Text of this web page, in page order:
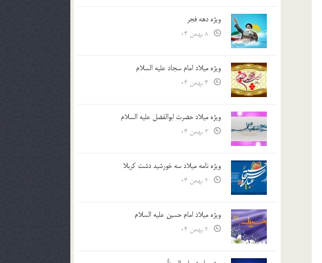
ویژه دهه فجر
ویژه میلاد امام سجاد علیه السلام
ویژه میلاد حضرت ابوالفضل علیه السلام
ویژه نامه میلاد سه خورشید دشت کربلا
ویژه میلاد امام حسین علیه السلام